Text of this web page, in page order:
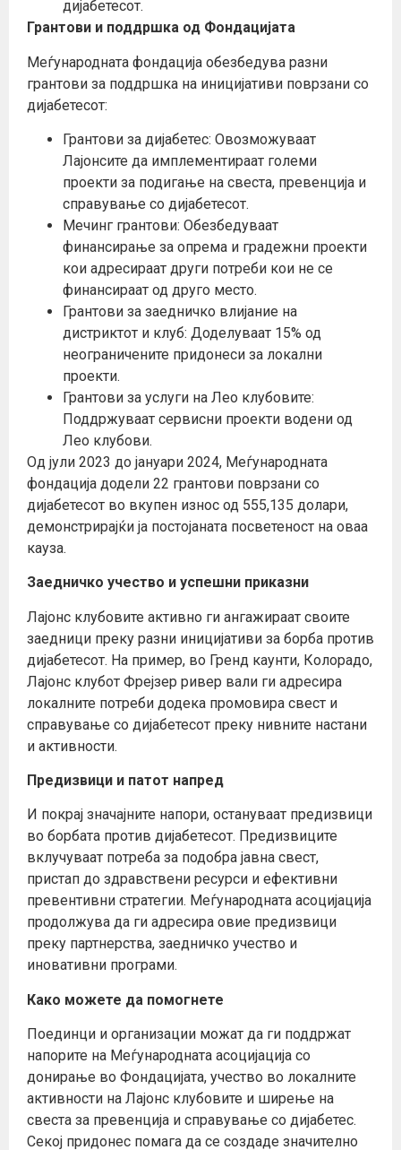
дијабетесот.
Грантови и поддршка од Фондацијата
Меѓународната фондација обезбедува разни
грантови за поддршка на иницијативи поврзани со
дијабетесот:
Грантови за дијабетес: Овозможуваат
Лајонсите да имплементираат големи
проекти за подигање на свеста, превенција и
справување со дијабетесот.
Мечинг грантови: Обезбедуваат
финансирање за опрема и градежни проекти
кои адресираат други потреби кои не се
финансираат од друго место.
Грантови за заедничко влијание на
дистриктот и клуб: Доделуваат 15% од
неограничените придонеси за локални
проекти.
Грантови за услуги на Лео клубовите:
Поддржуваат сервисни проекти водени од
Лео клубови.
Од јули 2023 до јануари 2024, Меѓународната
фондација додели 22 грантови поврзани со
дијабетесот во вкупен износ од 555,135 долари,
демонстрирајќи ја постојаната посветеност на оваа
кауза.
Заедничко учество и успешни приказни
Лајонс клубовите активно ги ангажираат своите
заедници преку разни иницијативи за борба против
дијабетесот. На пример, во Гренд каунти, Колорадо,
Лајонс клубот Фрејзер ривер вали ги адресира
локалните потреби додека промовира свест и
справување со дијабетесот преку нивните настани
и активности.
Предизвици и патот напред
И покрај значајните напори, остануваат предизвици
во борбата против дијабетесот. Предизвиците
вклучуваат потреба за подобра јавна свест,
пристап до здравствени ресурси и ефективни
превентивни стратегии. Меѓународната асоцијација
продолжува да ги адресира овие предизвици
преку партнерства, заедничко учество и
иновативни програми.
Како можете да помогнете
Поединци и организации можат да ги поддржат
напорите на Меѓународната асоцијација со
донирање во Фондацијата, учество во локалните
активности на Лајонс клубовите и ширење на
свеста за превенција и справување со дијабетес.
Секој придонес помага да се создаде значително